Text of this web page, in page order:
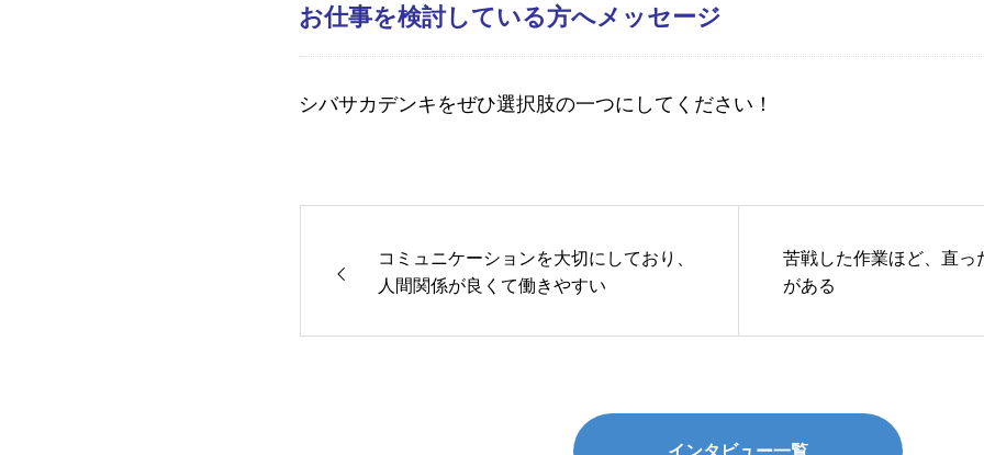
お仕事を検討している方へメッセージ
シバサカデンキをぜひ選択肢の一つにしてください！
コミュニケーションを大切にしており、
人間関係が良くて働きやすい
苦戦した作業ほど、直っ
がある
インタビュー一覧